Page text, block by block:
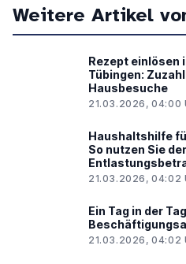
Weitere Artikel
Rezept einlösen
Tübingen:
Hausbesuche
21.03.2026, 04:00
Haushaltshilfe
So nutzen Sie
21.03.2026, 04:02
Ein Tag in der
21.03.2026, 04:02